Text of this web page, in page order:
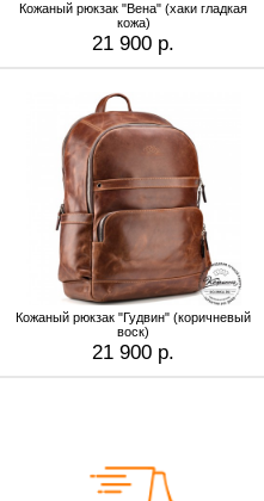
Кожаный рюкзак "Вена" (хаки гладкая
кожа)
21 900 р.
Кожаный рюкзак "Гудвин" (коричневый
воск)
21 900 р.